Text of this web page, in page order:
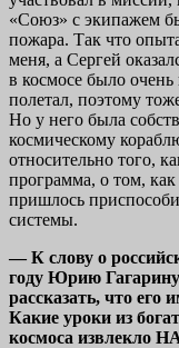
«Союз» с экипажем
пожара. Так что
меня, а Сергей
в космосе было
полетал, поэтому
Но у него была
космическому
относительно того,
программа, о том,
пришлось
системы.
— К слову о
году Юрию
рассказать, что его
Какие уроки из
космоса извлекло